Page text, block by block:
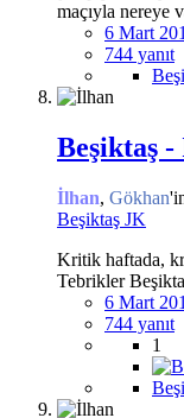
maçıyla nereye
6 Mart
744 yanıt
Beşiktaş
İlhan, Gökhan
Beşiktaş JK
Kritik haftada,
Tebrikler
6 Mart
744 yanıt
1